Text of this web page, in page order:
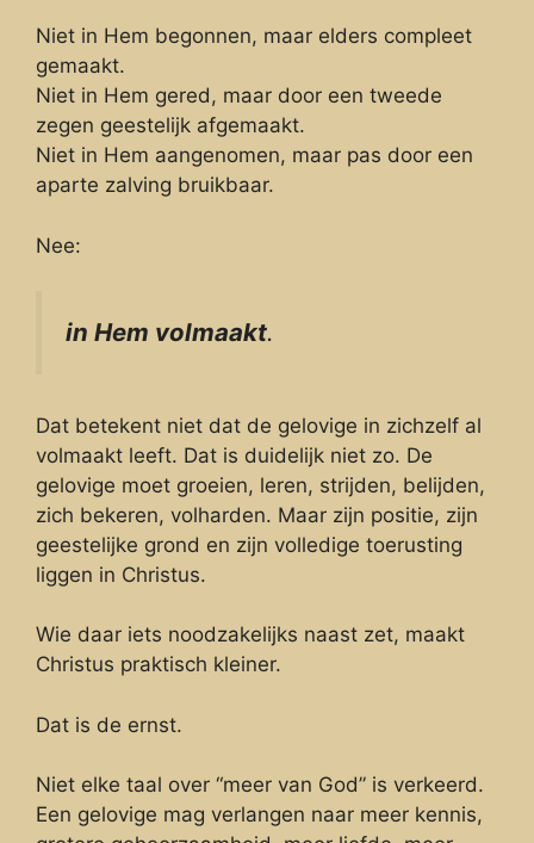
Niet in Hem begonnen, maar elders compleet
gemaakt.
Niet in Hem gered, maar door een tweede
zegen geestelijk afgemaakt.
Niet in Hem aangenomen, maar pas door een
aparte zalving bruikbaar.
Nee:
in Hem volmaakt.
Dat betekent niet dat de gelovige in zichzelf al
volmaakt leeft. Dat is duidelijk niet zo. De
gelovige moet groeien, leren, strijden, belijden,
zich bekeren, volharden. Maar zijn positie, zijn
geestelijke grond en zijn volledige toerusting
liggen in Christus.
Wie daar iets noodzakelijks naast zet, maakt
Christus praktisch kleiner.
Dat is de ernst.
Niet elke taal over “meer van God” is verkeerd.
Een gelovige mag verlangen naar meer kennis,